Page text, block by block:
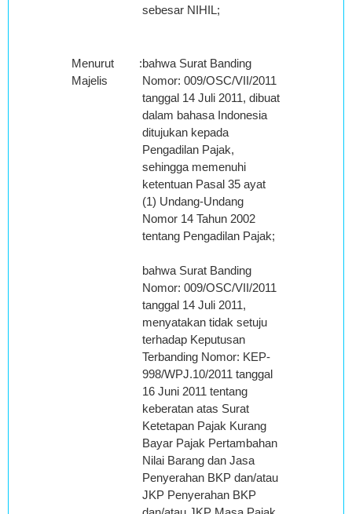
sebesar NIHIL;
Menurut
Majelis
:bahwa Surat Banding
Nomor: 009/OSC/VII/2011
tanggal 14 Juli 2011, dibuat
dalam bahasa Indonesia
ditujukan kepada
Pengadilan Pajak,
sehingga memenuhi
ketentuan Pasal 35 ayat
(1) Undang-Undang
Nomor 14 Tahun 2002
tentang Pengadilan Pajak;
bahwa Surat Banding
Nomor: 009/OSC/VII/2011
tanggal 14 Juli 2011,
menyatakan tidak setuju
terhadap Keputusan
Terbanding Nomor: KEP-
998/WPJ.10/2011 tanggal
16 Juni 2011 tentang
keberatan atas Surat
Ketetapan Pajak Kurang
Bayar Pajak Pertambahan
Nilai Barang dan Jasa
Penyerahan BKP dan/atau
JKP Penyerahan BKP